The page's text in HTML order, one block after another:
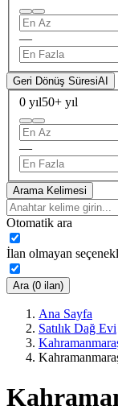
—
Geri Dönüş SüresiAI
0 yıl50+ yıl
—
Arama Kelimesi
Otomatik ara
İlan olmayan
Ara (0 ilan)
Ana Sayfa
Satılık Dağ Evi